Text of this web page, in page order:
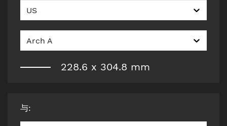
US
Arch A
228.6 x 304.8 mm
与: